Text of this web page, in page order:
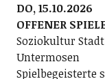
DO, 15.10.2026
OFFENER
Soziokultur
Untermosen
Spielbegeisterte